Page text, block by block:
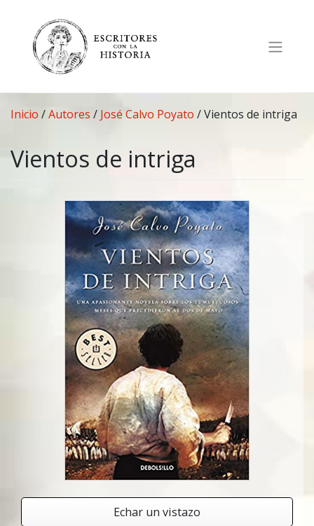
contenido
Inicio /Autores / José Calvo Poyato /Vientos de intriga
Vientos de intriga
Echar un vistazo